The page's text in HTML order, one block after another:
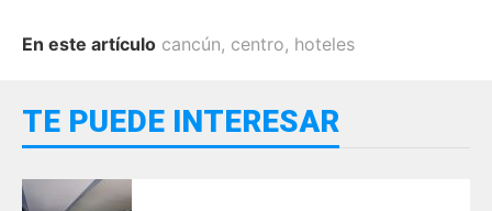
En este artículo cancún, centro, hoteles
TE PUEDE INTERESAR